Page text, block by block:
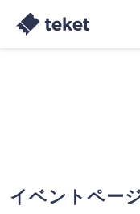
イベントペー